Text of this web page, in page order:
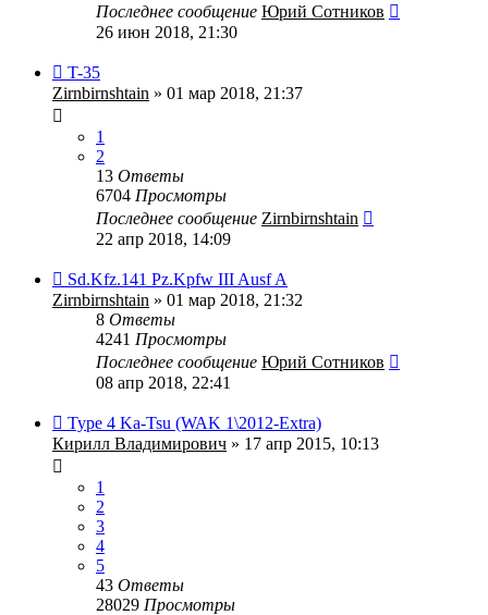
Последнее сообщение Юрий Сотников
26 июн 2018, 21:30
T-35
Zirnbirnshtain » 01 мар 2018, 21:37
1
2
13 Ответы
6704 Просмотры
Последнее сообщение Zirnbirnshtain
22 апр 2018, 14:09
Sd.Kfz.141 Pz.Kpfw III Ausf A
Zirnbirnshtain » 01 мар 2018, 21:32
8 Ответы
4241 Просмотры
Последнее сообщение Юрий Сотников
08 апр 2018, 22:41
Type 4 Ka-Tsu (WAK 1\2012-Extra)
Кирилл Владимирович » 17 апр 2015, 10:13
1
2
3
4
5
43 Ответы
28029 Просмотры